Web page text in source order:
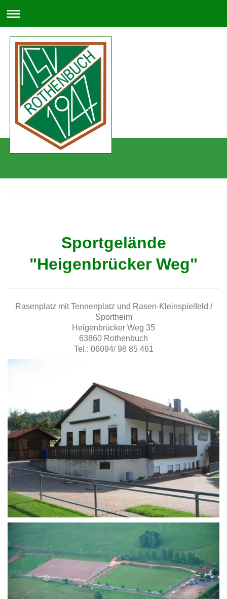
Sportgelände
"Heigenbrücker Weg"
Rasenplatz mit Tennenplatz und Rasen-Kleinspielfeld /
Sportheim
Heigenbrücker Weg 35
63860 Rothenbuch
Tel.: 06094/ 98 85 461